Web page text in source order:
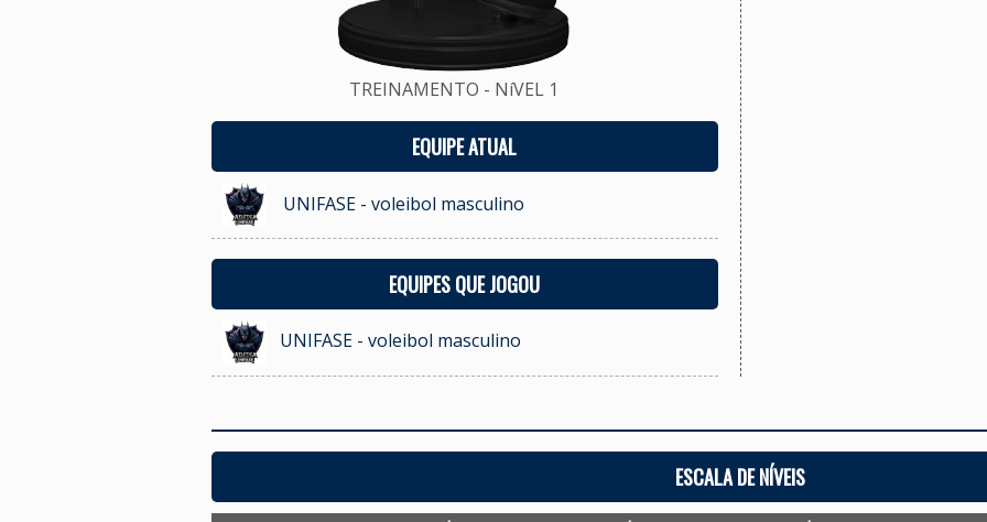
TREINAMENTO - NíVEL 1
EQUIPE ATUAL
UNIFASE - voleibol masculino
EQUIPES QUE JOGOU
UNIFASE - voleibol masculino
ESCALA DE NÍVEIS